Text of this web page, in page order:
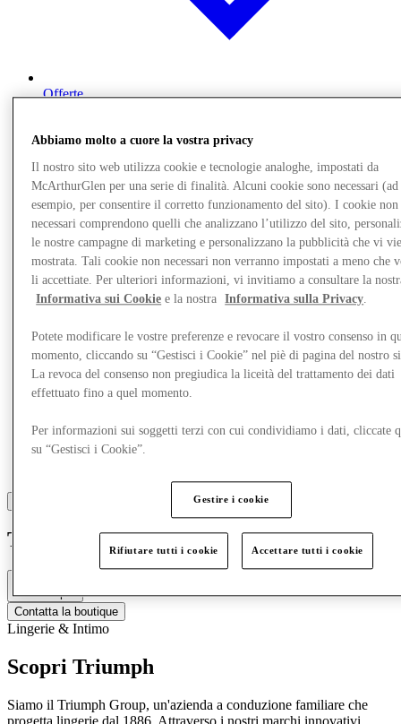
Offerte
Mangia e Bevi
Scopri la regione
Gift Card
Triumph
10am - 8pm
Contatta la boutique
Lingerie & Intimo
Scopri Triumph
Siamo il Triumph Group, un'azienda a conduzione familiare che
Abbiamo molto a cuore la vostra privacy
Il nostro sito web utilizza cookie e tecnologie analoghe, impostati da
McArthurGlen per una serie di finalità. Alcuni cookie sono necessari (ad
esempio, per consentire il corretto funzionamento del sito). I cookie non
necessari comprendono quelli che analizzano l’utilizzo del sito,
le nostre campagne di marketing e personalizzano la pubblicità che vi
mostrata. Tali cookie non necessari non verranno impostati a meno che
li accettiate. Per ulteriori informazioni, vi invitiamo a consultare la
Informativa sui Cookie e la nostra Informativa sulla Privacy.
Potete modificare le vostre preferenze e revocare il vostro consenso in
momento, cliccando su “Gestisci i Cookie” nel piè di pagina del nostro
La revoca del consenso non pregiudica la liceità del trattamento dei dati
effettuato fino a quel momento.
Per informazioni sui soggetti terzi con cui condividiamo i dati, cliccate
su “Gestisci i Cookie”.
Gestire i cookie
Rifiutare tutti i cookie Accettare tutti i cookie